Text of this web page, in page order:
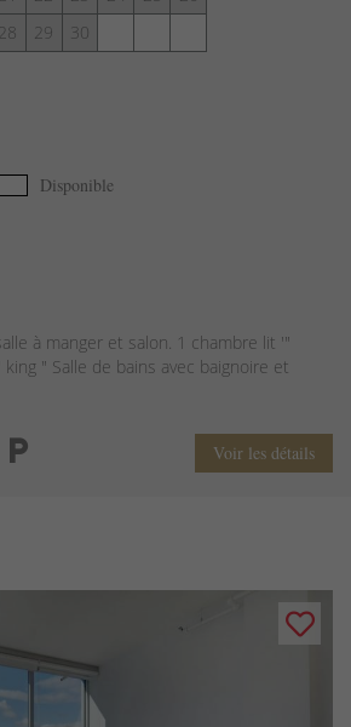
28 29 30
Disponible
à manger et salon. 1 chambre lit '"
" Salle de bains avec baignoire et
Voir les détails